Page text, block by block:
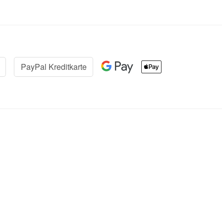
PayPal Kreditkarte